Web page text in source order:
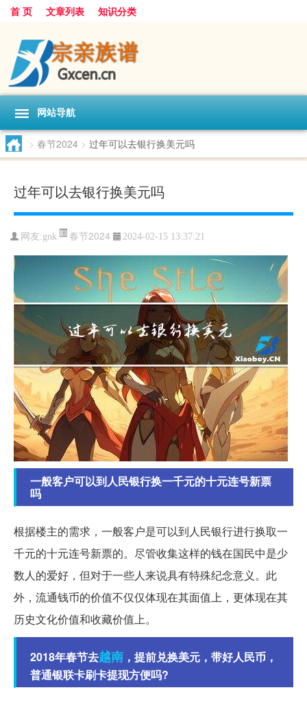
首 页 文章列表 知识分类
网站导航
> 春节2024 > 过年可以去银行换美元吗
过年可以去银行换美元吗
网友:gnk 春节2024 2024-02-15 13:37:21
一般客户可以到人民银行换一千元的十元连号新票
吗
根据楼主的需求，一般客户是可以到人民银行进行换取一
千元的十元连号新票的。尽管收集这样的钱在国民中是少
数人的爱好，但对于一些人来说具有特殊纪念意义。此
外，流通钱币的价值不仅仅体现在其面值上，更体现在其
历史文化价值和收藏价值上。
2018年春节去越南 ，提前兑换美元，带好人民币，
普通银联卡刷卡提现方便吗?